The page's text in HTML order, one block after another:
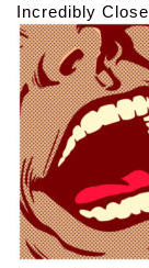
Incredibly Close